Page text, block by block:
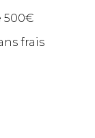
500€
frais